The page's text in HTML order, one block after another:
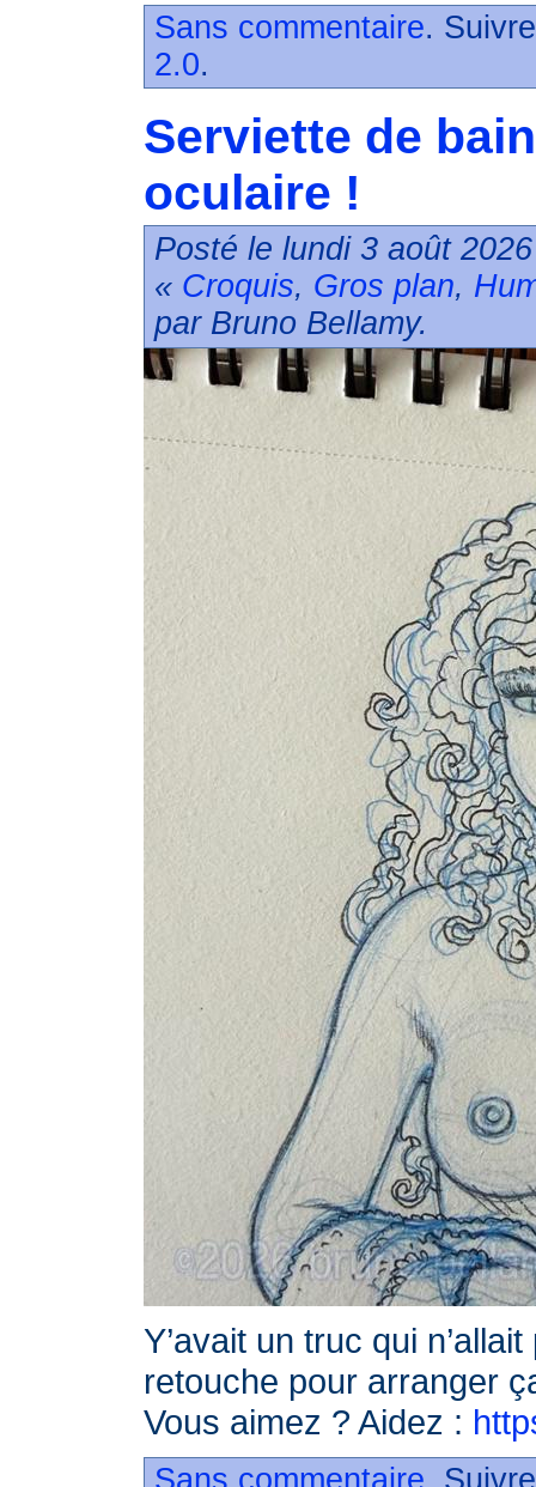
Sans commentaire.
2.0.
Serviette de
oculaire !
Posté le lundi 3 août
« Croquis, Gros plan,
par Bruno Bellamy.
Y’avait un truc qui
retouche pour arranger
Vous aimez ? Aidez :
Sans commentaire .